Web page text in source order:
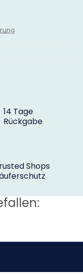
14 Tage
Rückgabe
Shops